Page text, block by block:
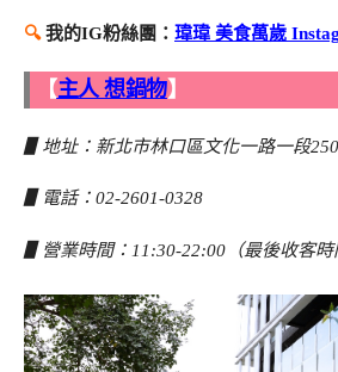
🔍我的IG粉絲團： 瑋瑋 美食萬歲
【主人 想鍋物】
▋地址：新北市林口區文化一路一段
▋電話：02-2601-0328
▋營業時間：11:30-22:00（最後收客時